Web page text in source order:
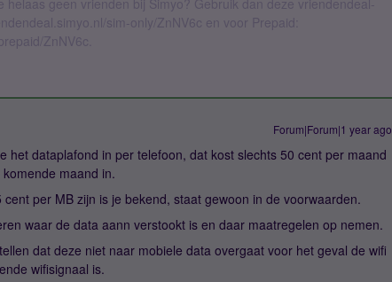
helaas geen vrienden bij Simyo? Gebruik dan deze vriendendeal-
sim-only/ZnNV6c en voor Prepaid:
ZnNV6c.
Forum|Forum|1 year ago
het dataplafond in per telefoon, dat kost slechts 50 cent per maand
maand in.
per MB zijn is je bekend, staat gewoon in de voorwaarden.
waar de data aann verstookt is en daar maatregelen op nemen.
dat deze niet naar mobiele data overgaat voor het geval de wifi
wifisignaal is.